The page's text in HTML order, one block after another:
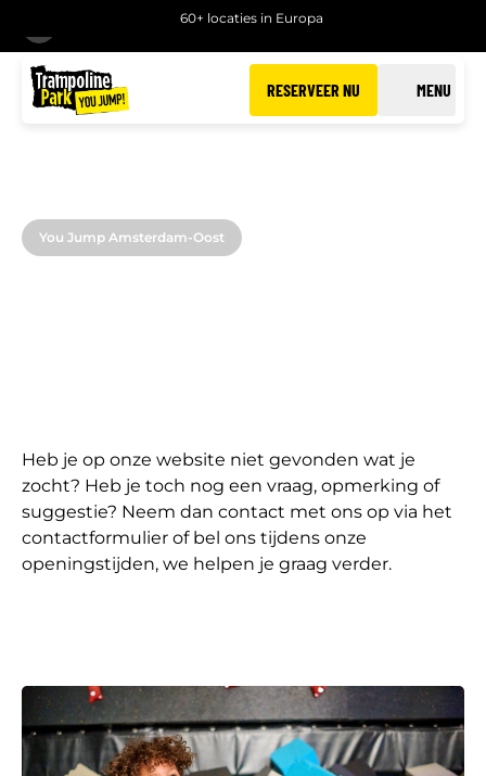
60+ locaties in Europa
RESERVEER NU MENU
You Jump Amsterdam-Oost
Heb je op onze website niet gevonden wat je
zocht? Heb je toch nog een vraag, opmerking of
suggestie? Neem dan contact met ons op via het
contactformulier of bel ons tijdens onze
openingstijden, we helpen je graag verder.